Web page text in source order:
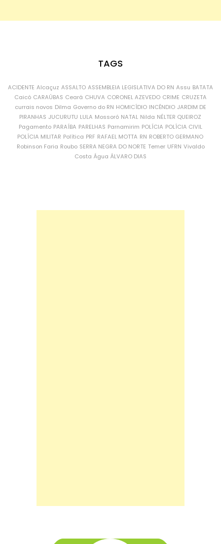
TAGS
ACIDENTE Alcaçuz ASSALTO ASSEMBLEIA LEGISLATIVA DO RN Assu BATATA
Caicó CARAÚBAS Ceará CHUVA CORONEL AZEVEDO CRIME CRUZETA
currais novos Dilma Governo do RN HOMICÍDIO INCÊNDIO JARDIM DE
PIRANHAS JUCURUTU LULA Mossoró NATAL Nilda NÉLTER QUEIROZ
Pagamento PARAÍBA PARELHAS Parnamirim POLÍCIA POLÍCIA CIVIL
POLÍCIA MILITAR Política PRF RAFAEL MOTTA RN ROBERTO GERMANO
Robinson Faria Roubo SERRA NEGRA DO NORTE Temer UFRN Vivaldo
Costa Água ÁLVARO DIAS